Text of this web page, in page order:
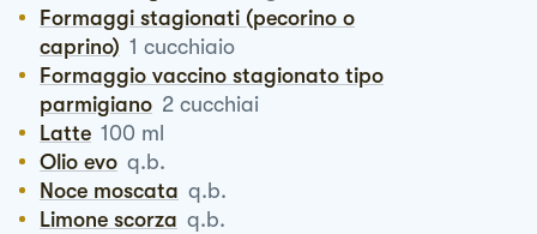
Formaggi stagionati (pecorino o
caprino) 1 cucchiaio
Formaggio vaccino stagionato tipo
parmigiano 2 cucchiai
Latte 100 ml
Olio evo q.b.
Noce moscata q.b.
Limone scorza q.b.